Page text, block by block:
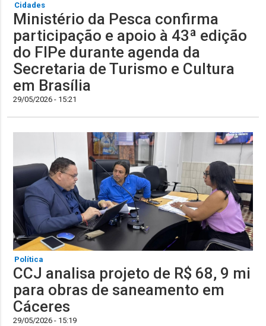
Cidades
Ministério da Pesca confirma
participação e apoio à 43ª edição
do FIPe durante agenda da
Secretaria de Turismo e Cultura
em Brasília
29/05/2026 - 15:21
Política
CCJ analisa projeto de R$ 68, 9 mi
para obras de saneamento em
Cáceres
29/05/2026 - 15:19